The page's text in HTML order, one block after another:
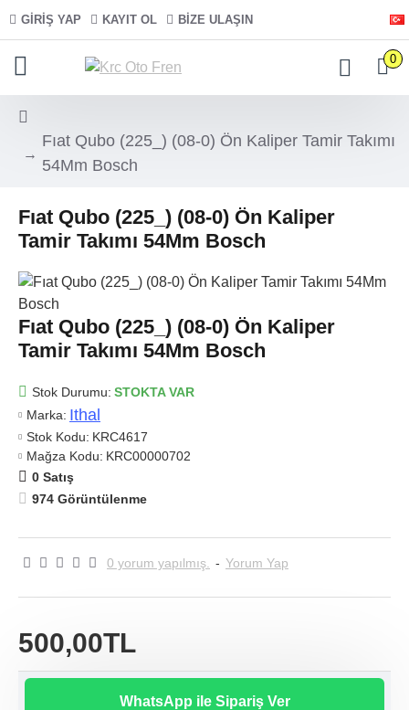
GIRIŞ YAP KAYIT OL BIZE ULAŞIN
0
Fıat Qubo (225_) (08-0) Ön Kaliper Tamir Takımı
54Mm Bosch
Fıat Qubo (225_) (08-0) Ön Kaliper
Tamir Takımı 54Mm Bosch
Fıat Qubo (225_) (08-0) Ön Kaliper
Tamir Takımı 54Mm Bosch
Stok Durumu: STOKTA VAR
Marka: Ithal
Stok Kodu: KRC4617
Mağza Kodu: KRC00000702
0 Satış
974 Görüntülenme
0 yorum yapılmış. - Yorum Yap
500,00TL
WhatsApp ile Sipariş Ver